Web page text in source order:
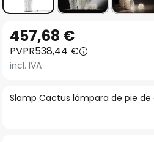
comienzo
de
galería
Slamp Cactus lámpara de pie de
457,68 €
PVPR538,44 €
incl. IVA